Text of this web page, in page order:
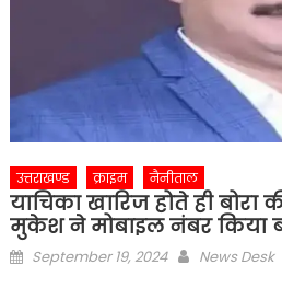
उत्तराखण्ड क्राइम नैनीताल
याचिका खारिज होते ही बोरा
मुकेश ने मोबाइल नंबर किया
Posted
September 19, 2024 Author
News Desk